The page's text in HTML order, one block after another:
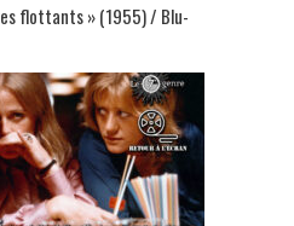
flottants » (1955) / Blu-